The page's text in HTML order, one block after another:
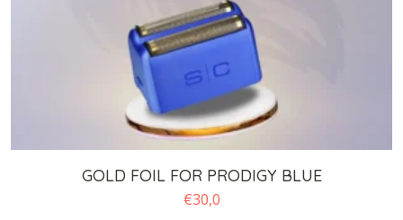
GOLD FOIL FOR PRODIGY BLUE
€30,0